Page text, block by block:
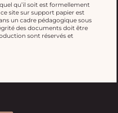
qu’il soit est formellement
site sur support papier est
un cadre pédagogique sous
des documents doit être
sont réservés et